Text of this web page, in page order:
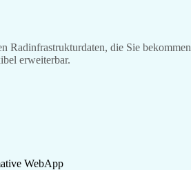
Radinfrastrukturdaten, die Sie bekommen
erweiterbar.
WebApp